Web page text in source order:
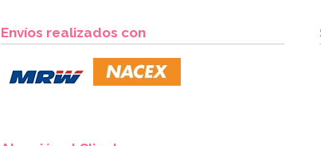
Envíos realizados con